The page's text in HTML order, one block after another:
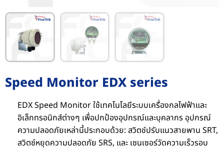
Speed Monitor EDX series
EDX Speed Monitor ใช้เทคโนโลยีระบบเครื่องกลไฟฟ้าและ
อิเล็กทรอนิกส์ต่างๆ เพื่อปกป้องอุปกรณ์และบุคลากร อุปกรณ์
ความปลอดภัยเหล่านี้ประกอบด้วย: สวิตช์ปรับแนวสายพาน SRT,
สวิตช์หยุดความปลอดภัย SRS, และ เซนเซอร์วัดความเร็วรอบ